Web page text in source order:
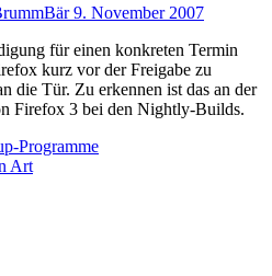
9. November 2007
kurz vor der Freigabe zu
die Tür. Zu erkennen ist das an der
Firefox 3 bei den Nightly-Builds.
Programme
Art